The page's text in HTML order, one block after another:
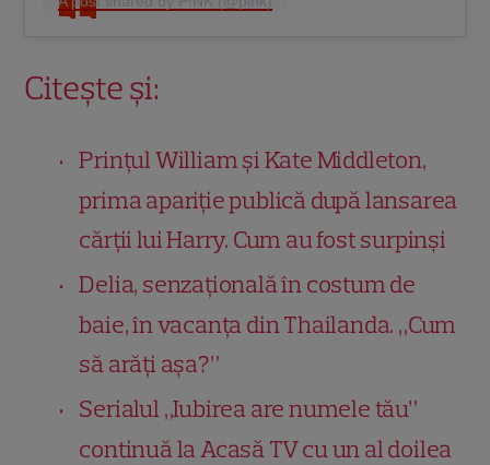
Citește și:
Prințul William și Kate Middleton,
prima apariție publică după lansarea
cărții lui Harry. Cum au fost surpinși
Delia, senzațională în costum de
baie, în vacanța din Thailanda. „Cum
să arăți așa?”
Serialul „Iubirea are numele tău”
continuă la Acasă TV cu un al doilea